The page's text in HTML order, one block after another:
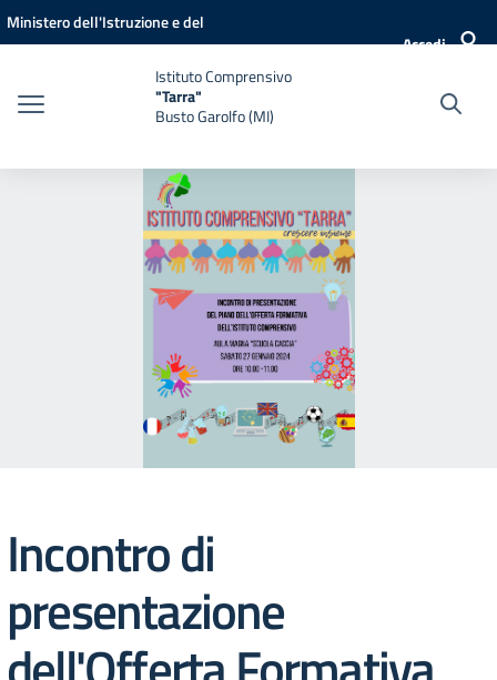
Vai ai contenuti
Vai al menu di navigazione
Vai al footer
Ministero dell'Istruzione e del
Accedi
Istituto Comprensivo
"Tarra"
Busto Garolfo (MI)
Incontro di
presentazione